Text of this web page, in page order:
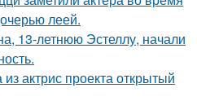
леей.
13-летнюю Эстеллу, начали
актрис проекта открытый